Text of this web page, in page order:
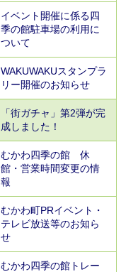
イベント開催に係る四
季の館駐車場の利用に
ついて
WAKUWAKUスタンプラ
リー開催のお知らせ
「街ガチャ」第2弾が完
成しました！
むかわ四季の館 休
館・営業時間変更の情
報
むかわ町PRイベント・
テレビ放送等のお知ら
せ
むかわ四季の館トレー